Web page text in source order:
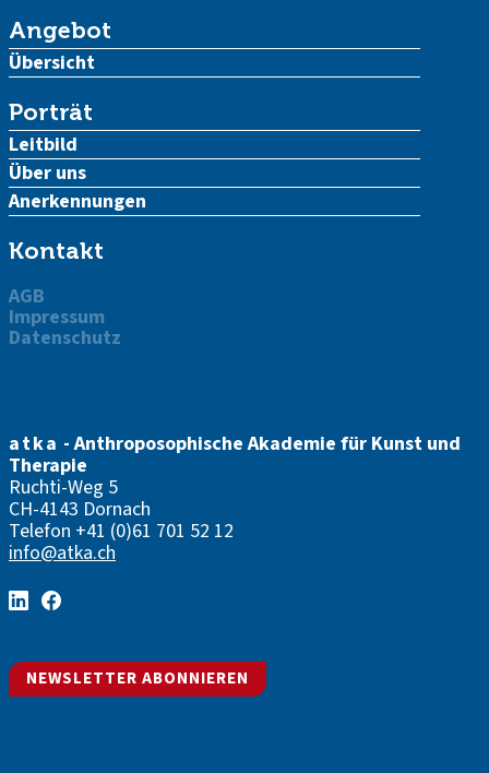
Angebot
Übersicht
Porträt
Leitbild
Über uns
Anerkennungen
Kontakt
AGB
Impressum
Datenschutz
atka - Anthroposophische Akademie für Kunst und
Therapie
Ruchti-Weg 5
CH-4143 Dornach
Telefon +41 (0)61 701 52 12
info@atka.ch
NEWSLETTER ABONNIEREN